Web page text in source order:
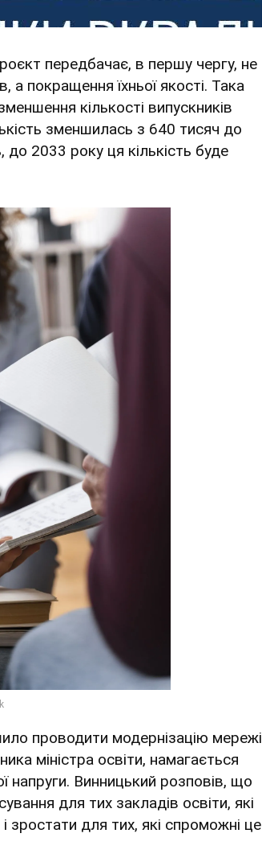
передбачає, в першу чергу, не
а покращення їхньої якості. Така
кількості випускників
зменшилась з 640 тисяч до
2033 року ця кількість буде
проводити модернізацію мережі
міністра освіти, намагається
напруги. Винницький розповів, що
для тих закладів освіти, які
зростати для тих, які спроможні це